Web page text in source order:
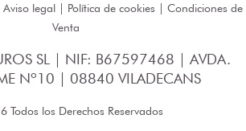
Aviso legal| Política de cookies
Condiciones de
Venta
SL | NIF: B67597468 | AVDA.
Nº10 | 08840 VILADECANS
Todos los Derechos Reservados